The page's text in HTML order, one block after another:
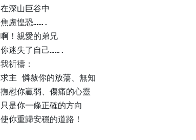
在深山巨谷中
焦慮惶恐…….
啊！親愛的弟兄
你迷失了自己…….
我祈禱：
求主 憐赦你的放蕩、無知
撫慰你贏弱、傷痛的心靈
只是你一條正確的方向
使你重歸安穩的道路！